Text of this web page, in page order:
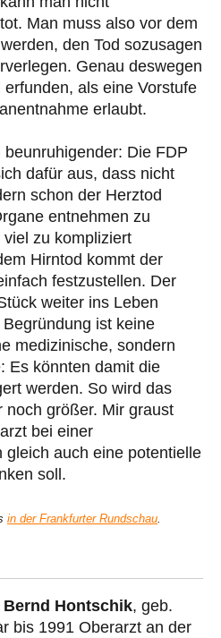
Man muss also vor dem
den Tod sozusagen
Genau deswegen
als eine Vorstufe
erlaubt.
Die FDP
dafür aus, dass nicht
schon der Herztod
entnehmen zu
zu kompliziert
Hirntod kommt der
festzustellen. Der
weiter ins Leben
ist keine
medizinische, sondern
Es könnten damit die
werden. So wird das
noch größer. Mir graust
bei einer
gleich auch eine potentielle
soll.
in der Frankfurter Rundschau
Bernd Hontschik, geb.
bis 1991 Oberarzt an der